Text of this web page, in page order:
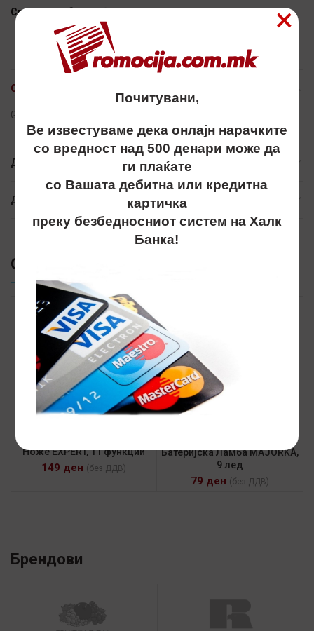
Сподели
ОПИС
Grebalka, grebalki, гребалка, гребалки, promo best
ДОПОЛНИТЕЛНИ ИНФОРМАЦИИ
ДОСТАВА
СЛИЧНИ ПРОИЗВОДИ
Ноже EXPERT, 11 функции
149 ден (без ДДВ)
Батеријска Ламба MAJORKA,
9 лед
79 ден (без ДДВ)
Брендови
Почитувани,
Ве известуваме дека онлајн нарачките
со вредност над 500 денари може да
ги плаќате
со Вашата дебитна или кредитна
картичка
преку безбедносниот систем на Халк
Банка!
×